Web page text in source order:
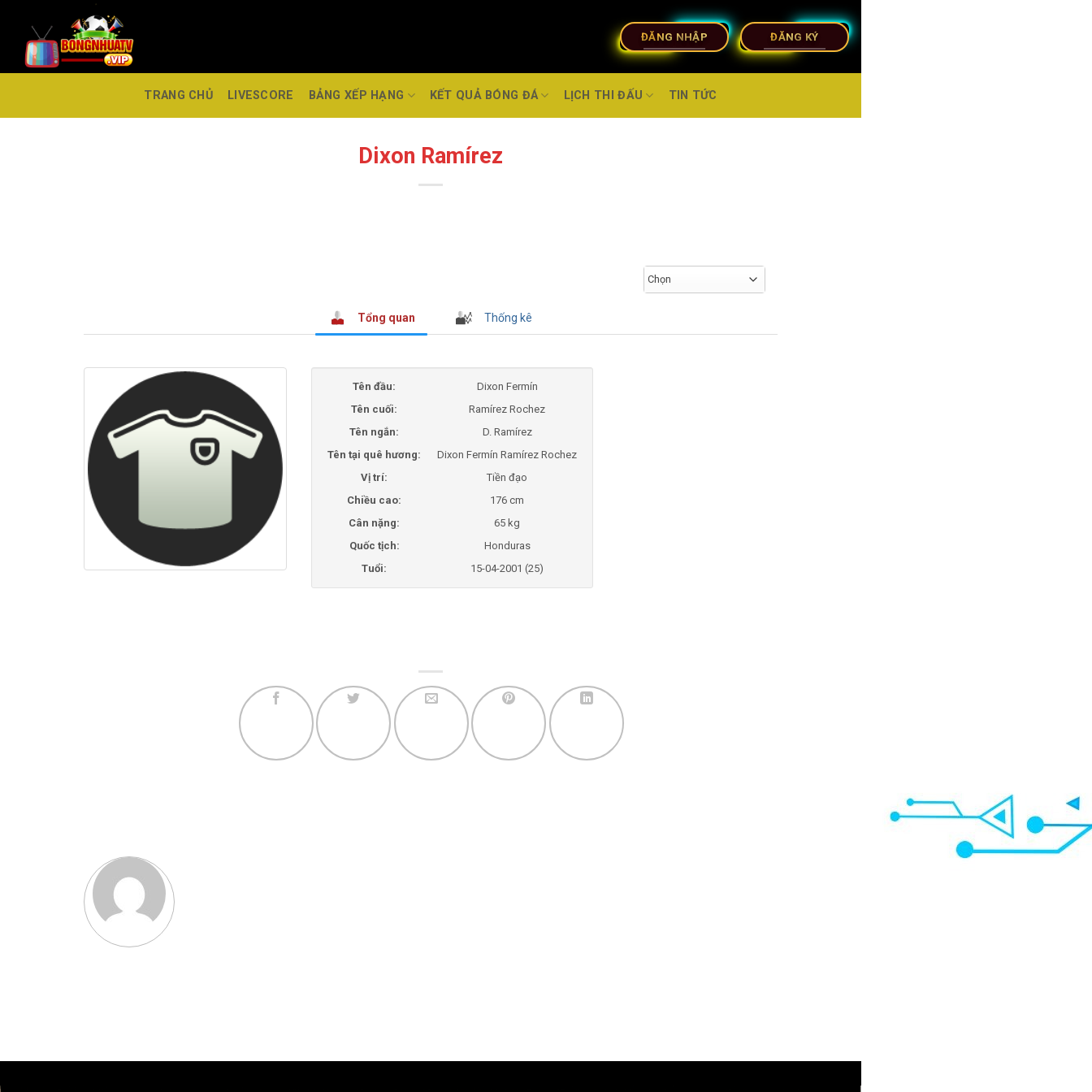
ĐĂNG NHẬP ĐĂNG KÝ
TRANG CHỦ LIVESCORE BẢNG XẾP HẠNG KẾT QUẢ BÓNG ĐÁ LỊCH THI ĐẤU TIN TỨC
Dixon Ramírez
Chọn
Tổng quan Thống kê
Tên đầu:
Dixon Fermín
Tên cuối:
Ramírez Rochez
Tên ngắn:
D. Ramírez
Tên tại quê hương:
Dixon Fermín Ramírez Rochez
Vị trí:
Tiền đạo
Chiều cao:
176 cm
Cân nặng:
65 kg
Quốc tịch:
Honduras
Tuổi:
15-04-2001 (25)